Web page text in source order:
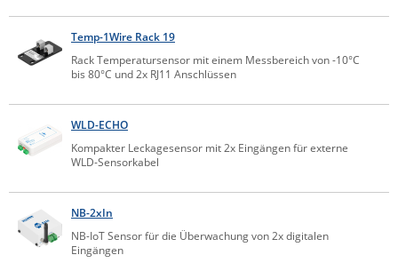
Kramer Electronics
KVM TEC
LigoWave
Milesight
Panorama Antennas
PatchSee
Temp-1Wire Rack 19
Rack Temperatursensor mit einem Messbereich von -10°C
bis 80°C und 2x RJ11 Anschlüssen
WLD-ECHO
Kompakter Leckagesensor mit 2x Eingängen für externe
WLD-Sensorkabel
NB-2xIn
NB-IoT Sensor für die Überwachung von 2x digitalen
Eingängen